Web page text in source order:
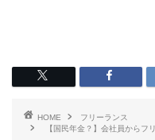
HOME
フリーランス
【国民年金？】会社員からフ